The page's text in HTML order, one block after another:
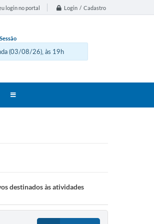
login no portal Login / Cadastro
(03/08/26), às 19h
destinados às atividades